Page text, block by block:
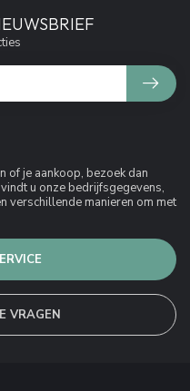
of je aankoop, bezoek dan
u onze bedrijfsgegevens,
verschillende manieren om met
VRAGEN